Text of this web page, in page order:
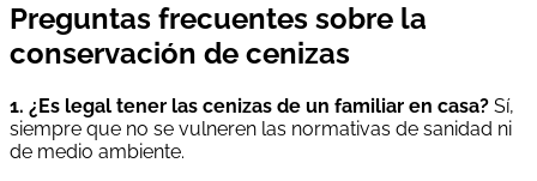
Preguntas frecuentes sobre la
conservación de cenizas
1. ¿Es legal tener las cenizas de un familiar en casa? Sí,
siempre que no se vulneren las normativas de sanidad ni
de medio ambiente.